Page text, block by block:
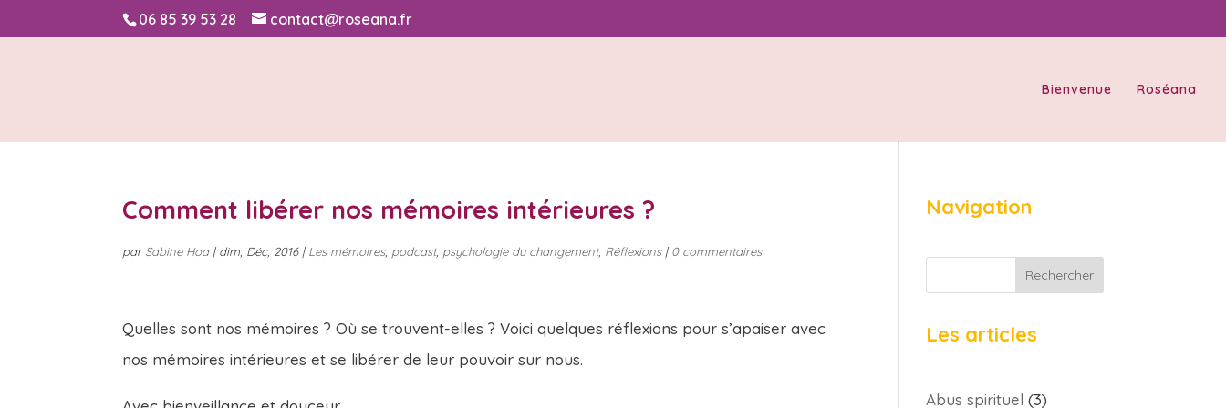
06 85 39 53 28 contact@roseana.fr
Bienvenue Roséana
Comment libérer nos mémoires intérieures ?
parSabine Hoa| dim, Déc, 2016| Les mémoires, podcast, psychologie du changement, Réflexions| 0 commentaires
Quelles sont nos mémoires ? Où se trouvent-elles ? Voici quelques réflexions pour s’apaiser avec
nos mémoires intérieures et se libérer de leur pouvoir sur nous.
Navigation
Rechercher
Les articles
Abus spirituel (3)